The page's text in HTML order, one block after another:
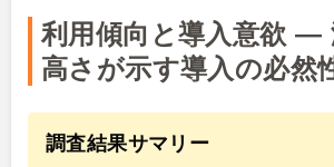
利用傾向と導入意欲 ―
高さが示す導入の必然
調査結果サマリー